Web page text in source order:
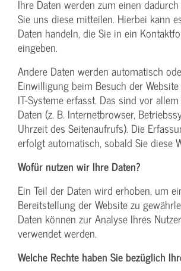
Ihre Daten werden zum einen
Sie uns diese mitteilen. Hierbei kann
Daten handeln, die Sie in ein
eingeben.
Andere Daten werden automatisch
Einwilligung beim Besuch der
IT-Systeme erfasst. Das sind vor
Daten (z. B. Internetbrowser,
Uhrzeit des Seitenaufrufs). Die
erfolgt automatisch, sobald Sie diese
Wofür nutzen wir Ihre Daten?
Ein Teil der Daten wird erhoben, um
Bereitstellung der Website zu
Daten können zur Analyse Ihres
verwendet werden.
Welche Rechte haben Sie bezüglich